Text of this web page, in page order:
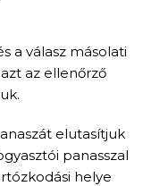
a válasz másolati
azt az ellenőrző
elutasítjuk
panasszal
helye